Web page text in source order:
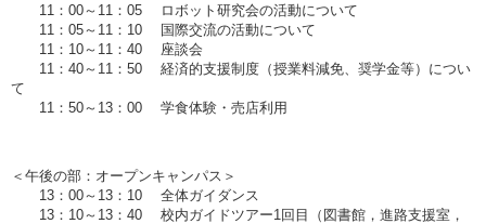
11：00～11：05 ロボット研究会の活動について
11：05～11：10 国際交流の活動について
11：10～11：40 座談会
11：40～11：50 経済的支援制度（授業料減免、奨学金等）につい
て
11：50～13：00 学食体験・売店利用
＜午後の部：オープンキャンパス＞
13：00～13：10 全体ガイダンス
13：10～13：40 校内ガイドツアー1回目（図書館，進路支援室，